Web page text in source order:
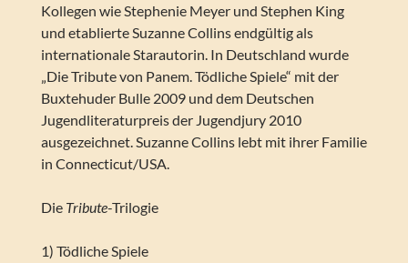
Kollegen wie Stephenie Meyer und Stephen King
und etablierte Suzanne Collins endgültig als
internationale Starautorin. In Deutschland wurde
„Die Tribute von Panem. Tödliche Spiele“ mit der
Buxtehuder Bulle 2009 und dem Deutschen
Jugendliteraturpreis der Jugendjury 2010
ausgezeichnet. Suzanne Collins lebt mit ihrer Familie
in Connecticut/USA.
Die Tribute-Trilogie
1) Tödliche Spiele